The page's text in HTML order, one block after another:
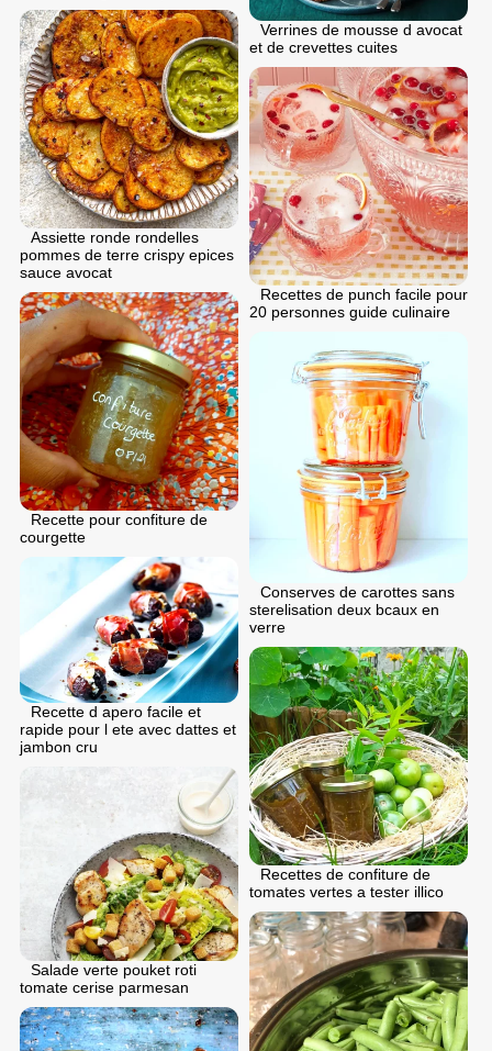
Verrines de mousse d avocat
et de crevettes cuites
Assiette ronde rondelles
pommes de terre crispy epices
sauce avocat
Recettes de punch facile pour
20 personnes guide culinaire
Recette pour confiture de
courgette
Conserves de carottes sans
sterelisation deux bcaux en
verre
Recette d apero facile et
rapide pour l ete avec dattes et
jambon cru
Recettes de confiture de
tomates vertes a tester illico
Salade verte pouket roti
tomate cerise parmesan